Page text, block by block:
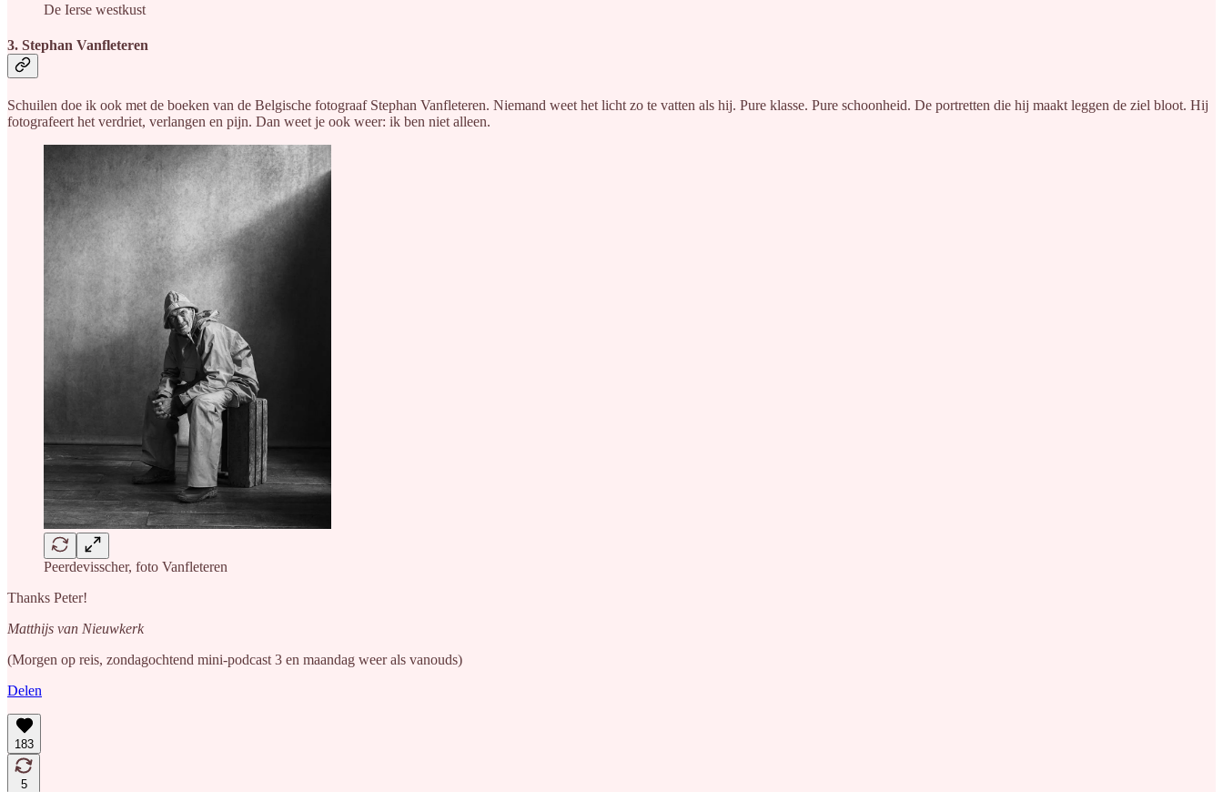
De Ierse westkust
3. Stephan Vanfleteren
Schuilen doe ik ook met de boeken van de Belgische fotograaf Stephan Vanfleteren. Niemand weet het licht zo te vatten als hij. Pure klasse. Pure schoonheid. De portretten die hij maakt leggen de ziel bloot. Hij
fotografeert het verdriet, verlangen en pijn. Dan weet je ook weer: ik ben niet alleen.
Peerdevisscher, foto Vanfleteren
Thanks Peter!
Matthijs van Nieuwkerk
(Morgen op reis, zondagochtend mini-podcast 3 en maandag weer als vanouds)
Delen
183
5